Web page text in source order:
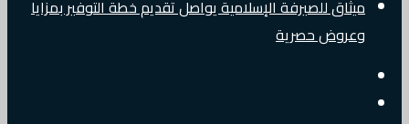
ميثاق للصيرفة الإسلامية يواصل تقديم خطة التوفير بمزايا
وعروض حصرية